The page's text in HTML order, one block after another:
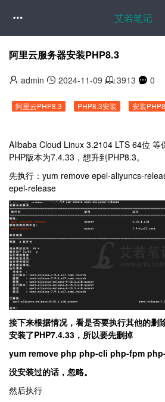
艾若笔记
阿里云服务器安装PHP8.3
admin 2024-11-09 3913 0
阿里云PHP8.3 PHP8.3安装 安装
Alibaba Cloud Linux 3.2104 LTS 64位 等
PHP版本为7.4.33，想升到PHP8.3。
先执行： yum remove epel-aliyuncs-
epel-release
接下来根据情况，看是否要执行其他的删
安装了PHP7.4.33，所以要先删掉
yum remove php php-cli php-fpm
没安装过的话，忽略。
然后执行
